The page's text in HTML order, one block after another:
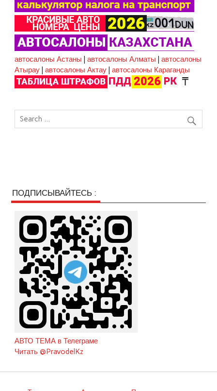
автосалоны Астаны |автосалоны Алматы |автосалоны
Атырау |автосалоны Актау |автосалоны Караганды
ПОДПИСЫВАЙТЕСЬ :
АВТО ТЕМА в Телеграме
Читать @PravodelKz